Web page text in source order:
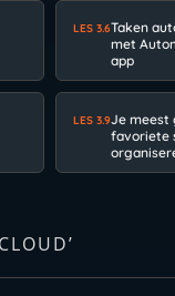
LES 3.6Taken
met
app
LES 3.9Je meest
favoriete